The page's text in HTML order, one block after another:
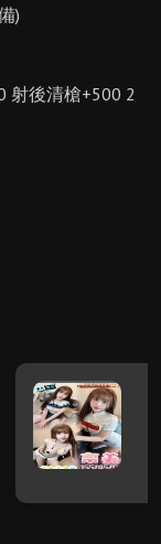
)
射後清槍+500 2